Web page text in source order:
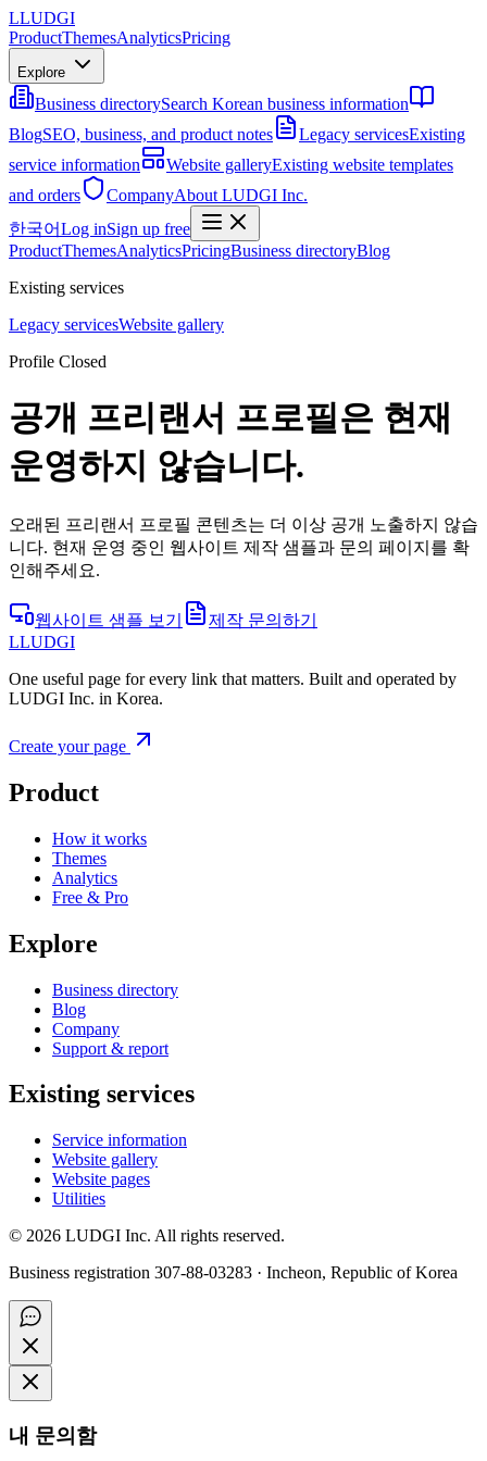
LLUDGI
ProductThemesAnalyticsPricing
Explore
Business directorySearch Korean business information
BlogSEO, business, and product notes Legacy servicesExisting
service information
Website galleryExisting website templates
and orders
CompanyAbout LUDGI Inc.
한국어Log inSign up free
ProductThemesAnalyticsPricingBusiness directoryBlog
Existing services
Legacy servicesWebsite gallery
Profile Closed
공개 프리랜서 프로필은 현재
운영하지 않습니다.
오래된 프리랜서 프로필 콘텐츠는 더 이상 공개 노출하지 않습
니다. 현재 운영 중인 웹사이트 제작 샘플과 문의 페이지를 확
인해주세요.
웹사이트 샘플 보기
제작 문의하기
LLUDGI
One useful page for every link that matters. Built and operated by
LUDGI Inc. in Korea.
Create your page
Product
How it works
Themes
Analytics
Free & Pro
Explore
Business directory
Blog
Company
Support & report
Existing services
Service information
Website gallery
Website pages
Utilities
© 2026 LUDGI Inc. All rights reserved.
Business registration 307-88-03283 · Incheon, Republic of Korea
내 문의함